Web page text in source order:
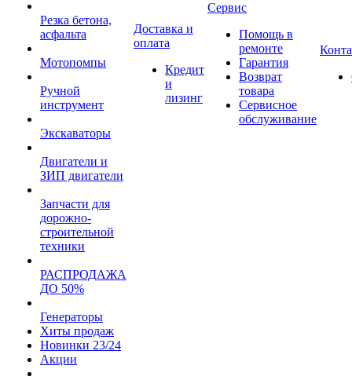
Резка бетона,
асфальта
Мотопомпы
Ручной
инструмент
Экскаваторы
Двигатели и
ЗИП двигатели
Запчасти для
дорожно-
строительной
техники
РАСПРОДАЖА
ДО 50%
Генераторы
Хиты продаж
Новинки 23/24
Акции
Доставка и
оплата
Кредит
и
лизинг
Сервис
Помощь в
ремонте
Гарантия
Возврат
товара
Сервисное
обслуживание